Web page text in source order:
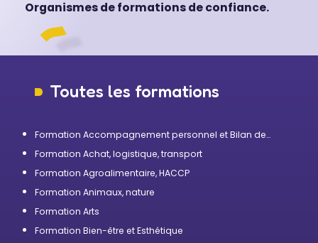
Organismes de formations de confiance.
Toutes les formations
Formation Accompagnement personnel et Bilan de
Formation Achat, logistique, transport
Formation Agroalimentaire, HACCP
Formation Animaux, nature
Formation Arts
Formation Bien-être et Esthétique